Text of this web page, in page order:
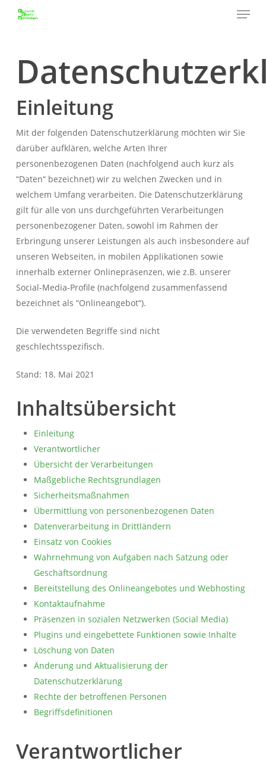
Menu
Einleitung
Mit der folgenden Datenschutzerklärung möchten wir Sie
darüber aufklären, welche Arten Ihrer
personenbezogenen Daten (nachfolgend auch kurz als
“Daten“ bezeichnet) wir zu welchen Zwecken und in
welchem Umfang verarbeiten. Die Datenschutzerklärung
gilt für alle von uns durchgeführten Verarbeitungen
personenbezogener Daten, sowohl im Rahmen der
Erbringung unserer Leistungen als auch insbesondere auf
unseren Webseiten, in mobilen Applikationen sowie
innerhalb externer Onlinepräsenzen, wie z.B. unserer
Social-Media-Profile (nachfolgend zusammenfassend
bezeichnet als “Onlineangebot“).
Die verwendeten Begriffe sind nicht
geschlechtsspezifisch.
Stand: 18. Mai 2021
Inhaltsübersicht
Einleitung
Verantwortlicher
Übersicht der Verarbeitungen
Maßgebliche Rechtsgrundlagen
Sicherheitsmaßnahmen
Übermittlung von personenbezogenen Daten
Datenverarbeitung in Drittländern
Einsatz von Cookies
Wahrnehmung von Aufgaben nach Satzung oder
Geschäftsordnung
Bereitstellung des Onlineangebotes und Webhosting
Kontaktaufnahme
Präsenzen in sozialen Netzwerken (Social Media)
Plugins und eingebettete Funktionen sowie Inhalte
Löschung von Daten
Änderung und Aktualisierung der
Datenschutzerklärung
Rechte der betroffenen Personen
Begriffsdefinitionen
Verantwortlicher